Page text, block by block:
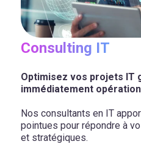
Consulting IT
Optimisez vos projets IT
immédiatement
Nos consultants en IT
pointues pour répondre à
et stratégiques.